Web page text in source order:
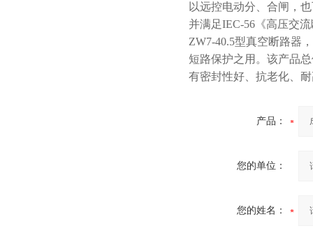
以远控电动分、合闸，
并满足IEC-56 《高压交
ZW7-40.5型真空断路器
短路保护之用。该产品
有密封性好、抗老化、
产品：
您的单位：
您的姓名：